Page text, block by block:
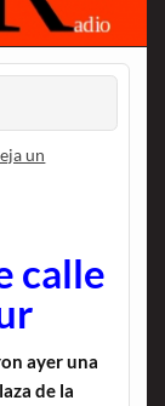
un
calle
ayer una
de la